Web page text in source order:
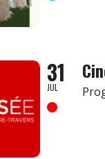
31
JUL